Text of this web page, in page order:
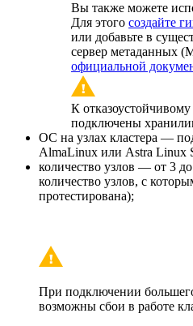
Вы также можете
Для этого создайте
или добавьте в
сервер метаданных
официальной
К
подключены
ОС на узлах кластера —
AlmaLinux или Astra Linux
количество узлов — от 3
количество узлов, с
протестирована);
При подключении
возможны сбои в работе